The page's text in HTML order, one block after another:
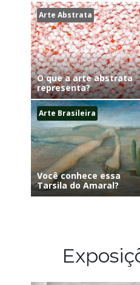
Arte Abstrata
O que a arte abstrata
representa?
Arte Brasileira
Você conhece essa
Tarsila do Amaral?